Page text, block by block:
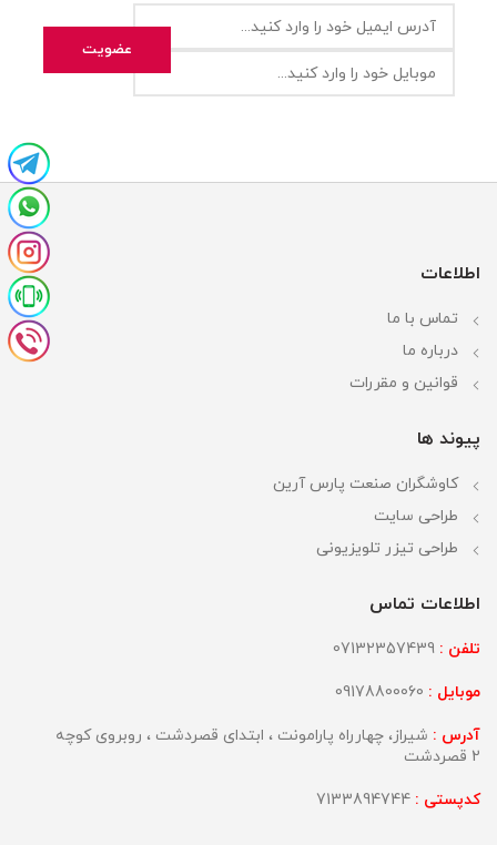
اطلاعات
تماس با ما
درباره ما
قوانین و مقررات
پیوند ها
کاوشگران صنعت پارس آرین
طراحی سایت
طراحی تیزر تلویزیونی
اطلاعات تماس
تلفن :
موبایل :
آدرس : شیراز، چهارراه پارامونت ، ابتدای قصردشت ، روبروی کوچه
2 قصردشت
کدپستی :